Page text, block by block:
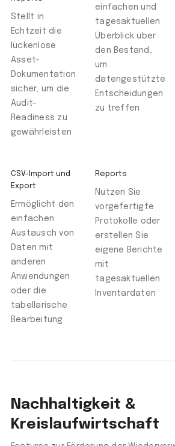
Stellt in
Echtzeit die
lückenlose
Asset-
Dokumentation
sicher, um die
Audit-
Readiness zu
gewährleisten
einfachen und
tagesaktuellen
Überblick über
den Bestand,
um
datengestützte
Entscheidungen
zu treffen
CSV-Import und
Export
Ermöglicht den
einfachen
Austausch von
Daten mit
anderen
Anwendungen
oder die
tabellarische
Bearbeitung
Reports
Nutzen Sie
vorgefertigte
Protokolle oder
erstellen Sie
eigene Berichte
mit
tagesaktuellen
Inventardaten
Nachhaltigkeit &
Kreislaufwirtschaft